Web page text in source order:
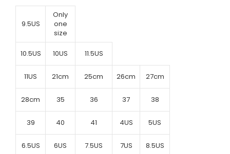
9.5US
Only
one
size
10.5US 10US 11.5US
11US 21cm 25cm 26cm 27cm
28cm 35 36 37 38
39 40 41 4US 5US
6.5US 6US 7.5US 7US 8.5US